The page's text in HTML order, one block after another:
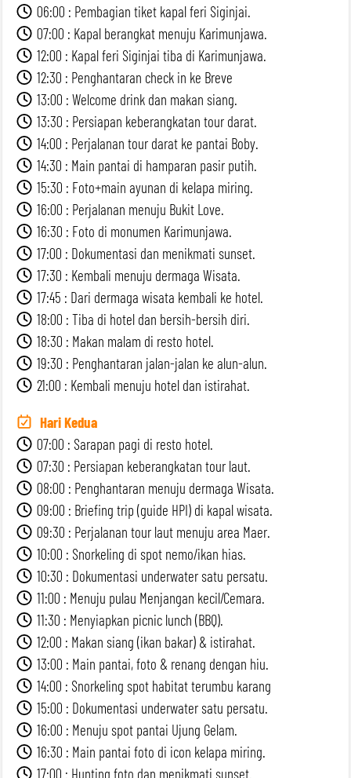
06:00 : Pembagian tiket kapal feri Siginjai.
07:00 : Kapal berangkat menuju Karimunjawa.
12:00 : Kapal feri Siginjai tiba di Karimunjawa.
12:30 : Penghantaran check in ke Breve
13:00 : Welcome drink dan makan siang.
13:30 : Persiapan keberangkatan tour darat.
14:00 : Perjalanan tour darat ke pantai Boby.
14:30 : Main pantai di hamparan pasir putih.
15:30 : Foto+main ayunan di kelapa miring.
16:00 : Perjalanan menuju Bukit Love.
16:30 : Foto di monumen Karimunjawa.
17:00 : Dokumentasi dan menikmati sunset.
17:30 : Kembali menuju dermaga Wisata.
17:45 : Dari dermaga wisata kembali ke hotel.
18:00 : Tiba di hotel dan bersih-bersih diri.
18:30 : Makan malam di resto hotel.
19:30 : Penghantaran jalan-jalan ke alun-alun.
21:00 : Kembali menuju hotel dan istirahat.
Hari Kedua
07:00 : Sarapan pagi di resto hotel.
07:30 : Persiapan keberangkatan tour laut.
08:00 : Penghantaran menuju dermaga Wisata.
09:00 : Briefing trip (guide HPI) di kapal wisata.
09:30 : Perjalanan tour laut menuju area Maer.
10:00 : Snorkeling di spot nemo/ikan hias.
10:30 : Dokumentasi underwater satu persatu.
11:00 : Menuju pulau Menjangan kecil/Cemara.
11:30 : Menyiapkan picnic lunch (BBQ).
12:00 : Makan siang (ikan bakar) & istirahat.
13:00 : Main pantai, foto & renang dengan hiu.
14:00 : Snorkeling spot habitat terumbu karang
15:00 : Dokumentasi underwater satu persatu.
16:00 : Menuju spot pantai Ujung Gelam.
16:30 : Main pantai foto di icon kelapa miring.
17:00 : Hunting foto dan menikmati sunset.